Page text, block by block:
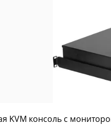
KVM консоль с